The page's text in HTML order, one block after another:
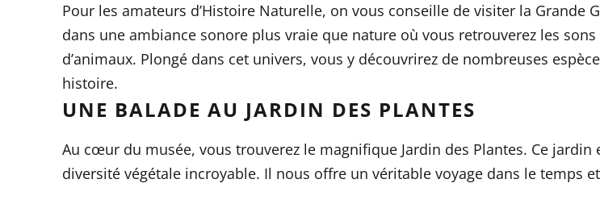
Pour les amateurs d’Histoire Naturelle, on vous conseille de visiter la Grande
dans une ambiance sonore plus vraie que nature où vous retrouverez les
d’animaux. Plongé dans cet univers, vous y découvrirez de nombreuses
histoire.
UNE BALADE AU JARDIN DES PLANTES
Au cœur du musée, vous trouverez le magnifique Jardin des Plantes. Ce jardin
diversité végétale incroyable. Il nous offre un véritable voyage dans le temps